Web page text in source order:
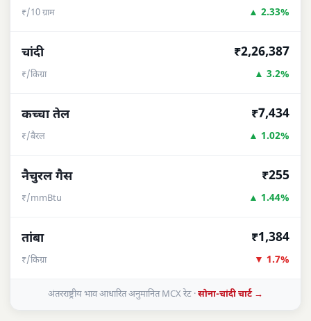
₹/10 ग्राम ▲ 2.33%
चांदी
₹/किग्रा
₹2,26,387
▲ 3.2%
कच्चा तेल
₹/बैरल
₹7,434
▲ 1.02%
नैचुरल गैस
₹/mmBtu
₹255
▲ 1.44%
तांबा
₹/किग्रा
₹1,384
▼ 1.7%
अंतरराष्ट्रीय भाव आधारित अनुमानित MCX रेट ·सोना-चांदी चार्ट →